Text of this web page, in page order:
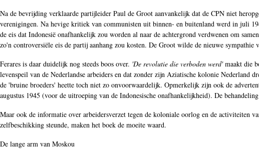
Na de bevrijding verklaarde partijleider Paul de Groot aanvankelijk dat de CPN niet
verenigingen. Na hevige kritiek van communisten uit binnen- en buitenland werd in juli
de eis dat Indonesië onafhankelijk zou worden al naar de achtergrond verdwenen om
zo'n controversiële eis de partij aanhang zou kosten. De Groot wilde de nieuwe
Ferares is daar duidelijk nog steeds boos over. 'De revolutie die verboden werd'maakt die
levenspeil van de Nederlandse arbeiders en dat zonder zijn Aziatische kolonie
de 'bruine broeders' heette toch niet zo onvoorwaardelijk. Opmerkelijk zijn ook de
augustus 1945 (voor de uitroeping van de Indonesische onafhankelijkheid). De
Maar ook de informatie over arbeidersverzet tegen de koloniale oorlog en de activiteiten
zelfbeschikking steunde, maken het boek de moeite waard.
De lange arm van Moskou